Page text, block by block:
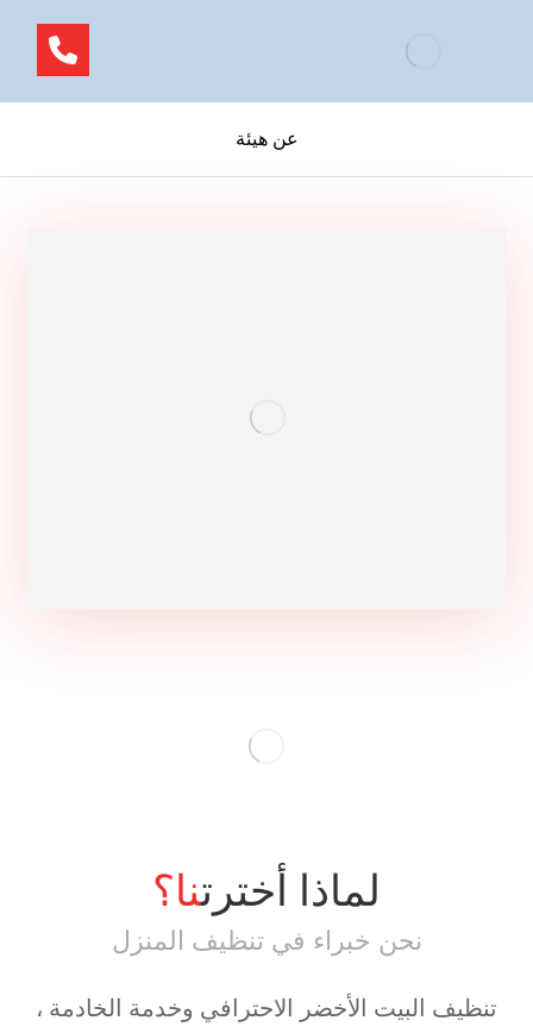
عن هيئة
لماذا أخترتنا؟
نحن خبراء في تنظيف المنزل
تنظيف البيت الأخضر الاحترافي وخدمة الخادمة ،